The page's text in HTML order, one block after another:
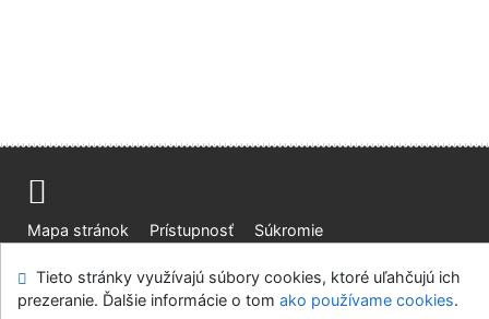
Mapa stránok Prístupnosť
Súkromie
Knižnica Ružinov Bratislava
Tieto stránky využívajú súbory cookies, ktoré uľahčujú ich
prezeranie. Ďalšie informácie o tom ako používame cookies.